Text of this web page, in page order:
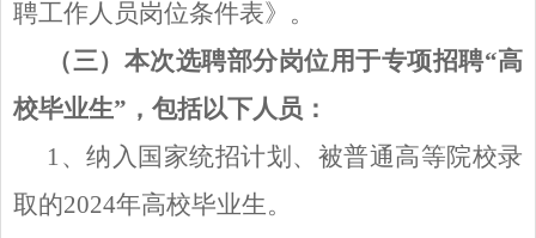
聘工作人员岗位条件表》。
（三）本次选聘部分岗位用于专项招聘“高
校毕业生”，包括以下人员：
1、纳入国家统招计划、被普通高等院校录
取的2024年高校毕业生。